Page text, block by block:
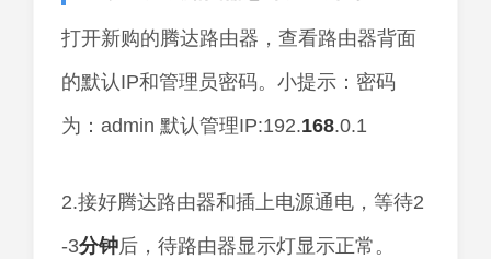
打开新购的腾达路由器，查看路由器背面
的默认IP和管理员密码。小提示：密码
为：admin 默认管理IP:192.168.0.1
2.接好腾达路由器和插上电源通电，等待2
-3分钟后，待路由器显示灯显示正常。